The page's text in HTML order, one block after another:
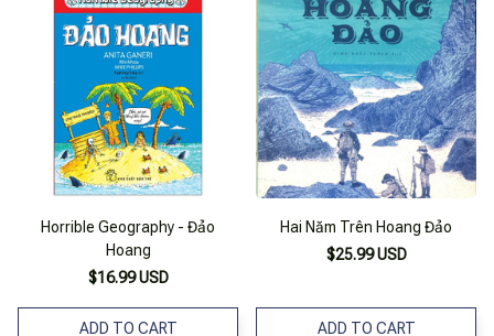
Horrible Geography - Đảo
Hoang
$16.99 USD
ADD TO CART
Hai Năm Trên Hoang Đảo
$25.99 USD
ADD TO CART